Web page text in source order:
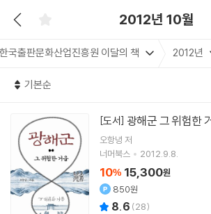
2012년 10월
한국출판문화산업진흥원 이달의 책 2012년
기본순
[도서] 광해군 그 위험한
오항녕 저
너머북스
2012.9.8.
10% 15,300원
850원
8.6 (28)